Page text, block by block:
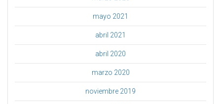
mayo 2021
abril 2021
abril 2020
marzo 2020
noviembre 2019